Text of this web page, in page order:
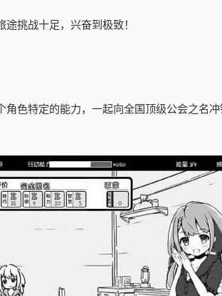
挑战十足，兴奋到极致！
色特定的能力，一起向全国顶级公会之名